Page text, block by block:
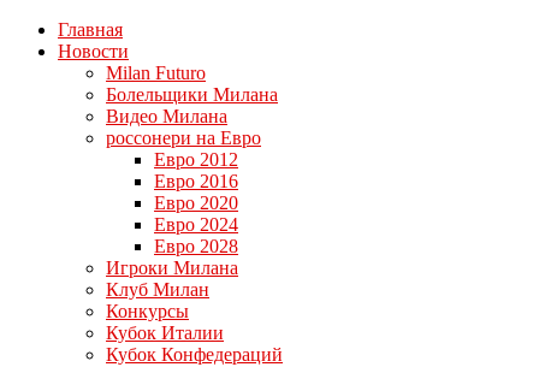
Главная
Новости
Milan Futuro
Болельщики Милана
Видео Милана
россонери на Евро
Евро 2012
Евро 2016
Евро 2020
Евро 2024
Евро 2028
Игроки Милана
Клуб Милан
Конкурсы
Кубок Италии
Кубок Конфедераций